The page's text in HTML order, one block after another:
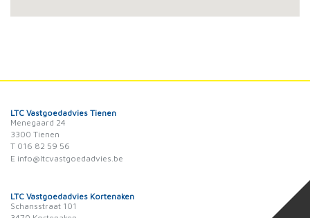
LTC Vastgoedadvies Tienen
Menegaard 24
3300 Tienen
T 016 82 59 56
E info@ltcvastgoedadvies.be
LTC Vastgoedadvies Kortenaken
Schansstraat 101